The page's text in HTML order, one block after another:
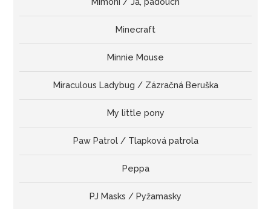
Mimoni / Já, padouch
Minecraft
Minnie Mouse
Miraculous Ladybug / Zázračná Beruška
My little pony
Paw Patrol / Tlapková patrola
Peppa
PJ Masks / Pyžamasky